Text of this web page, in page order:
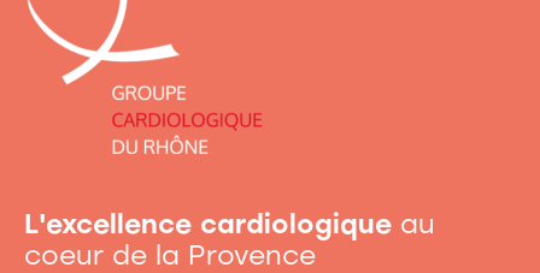
L'excellence cardiologique au
coeur de la Provence